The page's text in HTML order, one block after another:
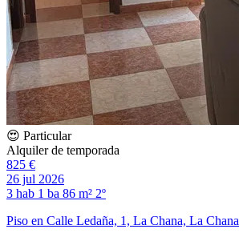
😍 Particular
Alquiler de temporada
825 €
26 jul 2026
3 hab 1 ba 86 m² 2º
Piso en Calle Ledaña, 1, La Chana, La Chana